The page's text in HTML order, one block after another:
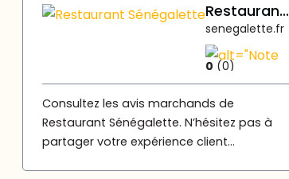
Restaurant Sénégalette
senegalette.fr
0 (0)
Consultez les avis marchands de
Restaurant Sénégalette. N’hésitez pas à
partager votre expérience client...